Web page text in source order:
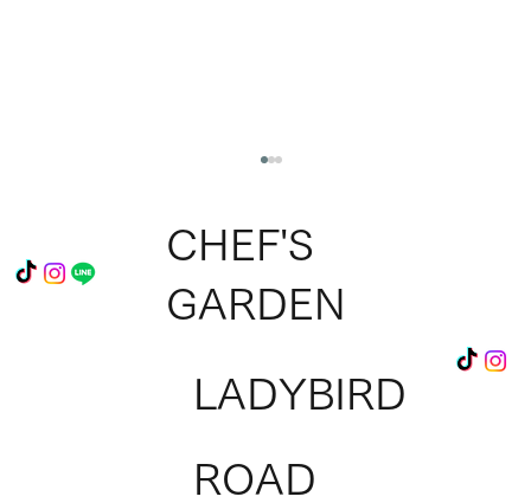
LADYBIRD
ROAD
CHEF'S
GARDEN